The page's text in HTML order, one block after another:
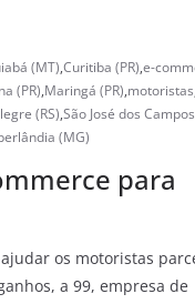
(MT),Curitiba (PR),e-
(PR),Maringá (PR),motoristas
(RS),São José dos
(MG)
para
os motoristas
a 99, empresa de